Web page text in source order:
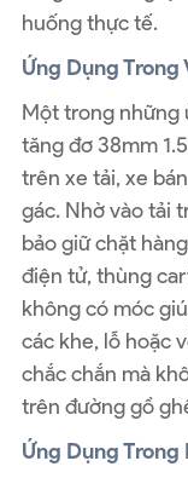
huống thực tế.
Ứng Dụng Trong
Một trong những
tăng đơ 38mm
trên xe tải, xe
gác. Nhờ vào tải
bảo giữ chặt
điện tử, thùng
không có móc
các khe, lỗ hoặc
chắc chắn mà
trên đường gồ
Ứng Dụng Trong